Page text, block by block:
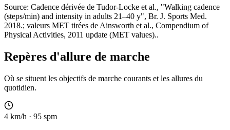
Source: Cadence dérivée de Tudor-Locke et al., "Walking cadence
(steps/min) and intensity in adults 21–40 y", Br. J. Sports Med.
2018.; valeurs MET tirées de Ainsworth et al., Compendium of
Physical Activities, 2011 update (MET values)..
Repères d'allure de marche
Où se situent les objectifs de marche courants et les allures du
quotidien.
4 km/h · 95 spm